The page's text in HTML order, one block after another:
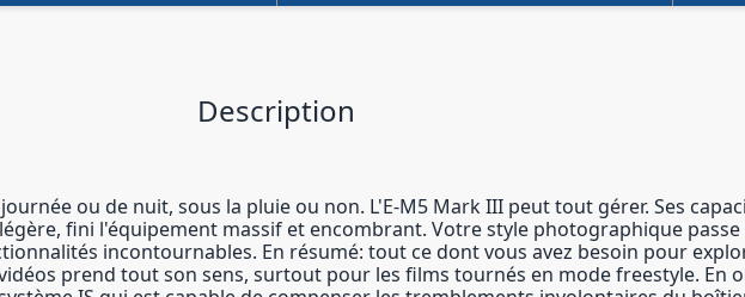
Description
ou de nuit, sous la pluie ou non. L'E-M5 Mark III peut tout gérer. Ses
fini l'équipement massif et encombrant. Votre style photographique passe
incontournables. En résumé: tout ce dont vous avez besoin pour
prend tout son sens, surtout pour les films tournés en mode freestyle. En